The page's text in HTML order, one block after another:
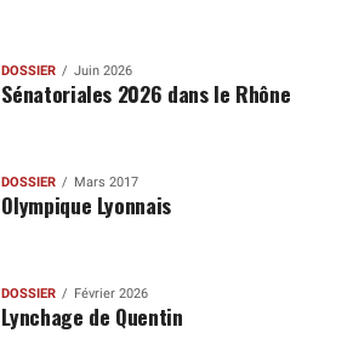
DOSSIER Juin 2026
Sénatoriales 2026 dans le Rhône
DOSSIER Mars 2017
Olympique Lyonnais
DOSSIER Février 2026
Lynchage de Quentin